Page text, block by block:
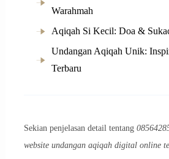
Warahmah
Aqiqah Si Kecil: Doa &
Undangan Aqiqah Unik:
Terbaru
Sekian penjelasan detail tentang
website undangan aqiqah digital online